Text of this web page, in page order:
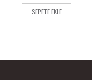
5
SEPETE EKLE